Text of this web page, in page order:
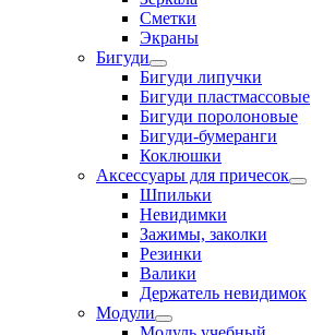
Сметки
Экраны
Бигуди
Бигуди липучки
Бигуди пластмассовые
Бигуди поролоновые
Бигуди-бумеранги
Коклюшки
Аксессуары для причесок
Шпильки
Невидимки
Зажимы, заколки
Резинки
Валики
Держатель невидимок
Модули